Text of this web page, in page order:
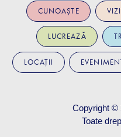
CUNOAȘTE
LUCREAZĂ
LOCAȚII
Copyright ©
Toate